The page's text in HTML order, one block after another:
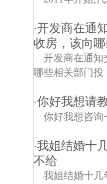
·开发商在通
收房，该向
开发商在通知
哪些相关部门投
·你好我想请
你好我想咨询
·我姐结婚十
不给
我姐结婚十几